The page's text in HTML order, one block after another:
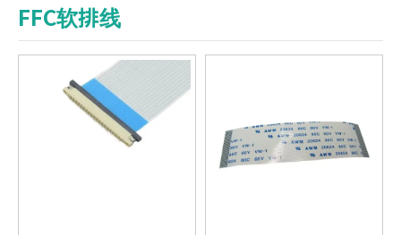
FFC软排线